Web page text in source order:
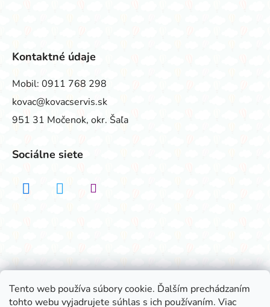
Tento web používa súbory cookie. Ďalším prechádzaním
tohto webu vyjadrujete súhlas s ich používaním. Viac
Kontaktné údaje
Mobil: 0911 768 298
kovac@kovacservis.sk
951 31 Močenok, okr. Šaľa
Sociálne siete